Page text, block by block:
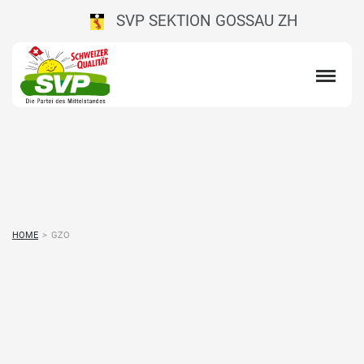
SVP SEKTION GOSSAU ZH
HOME > GZO